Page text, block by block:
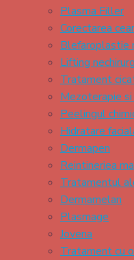
Plasma Filler
Corectarea
Blefaroplastie
Lifting
Tratament
Mezoterapie
Peelingul
Hidratare
Dermapen
Reintineriea
Tratamentul
Dermamelan
Plasmage
Jovena
Tratament cu